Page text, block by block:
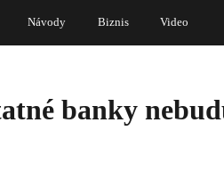
Návody Biznis Video
banky